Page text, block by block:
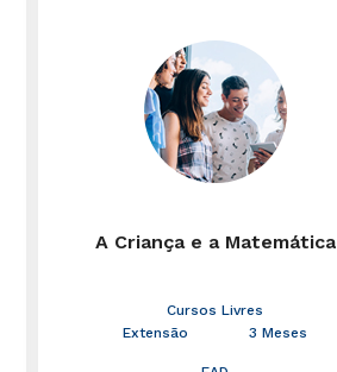
A Criança e a Matemática
Cursos Livres
Extensão
3 Meses